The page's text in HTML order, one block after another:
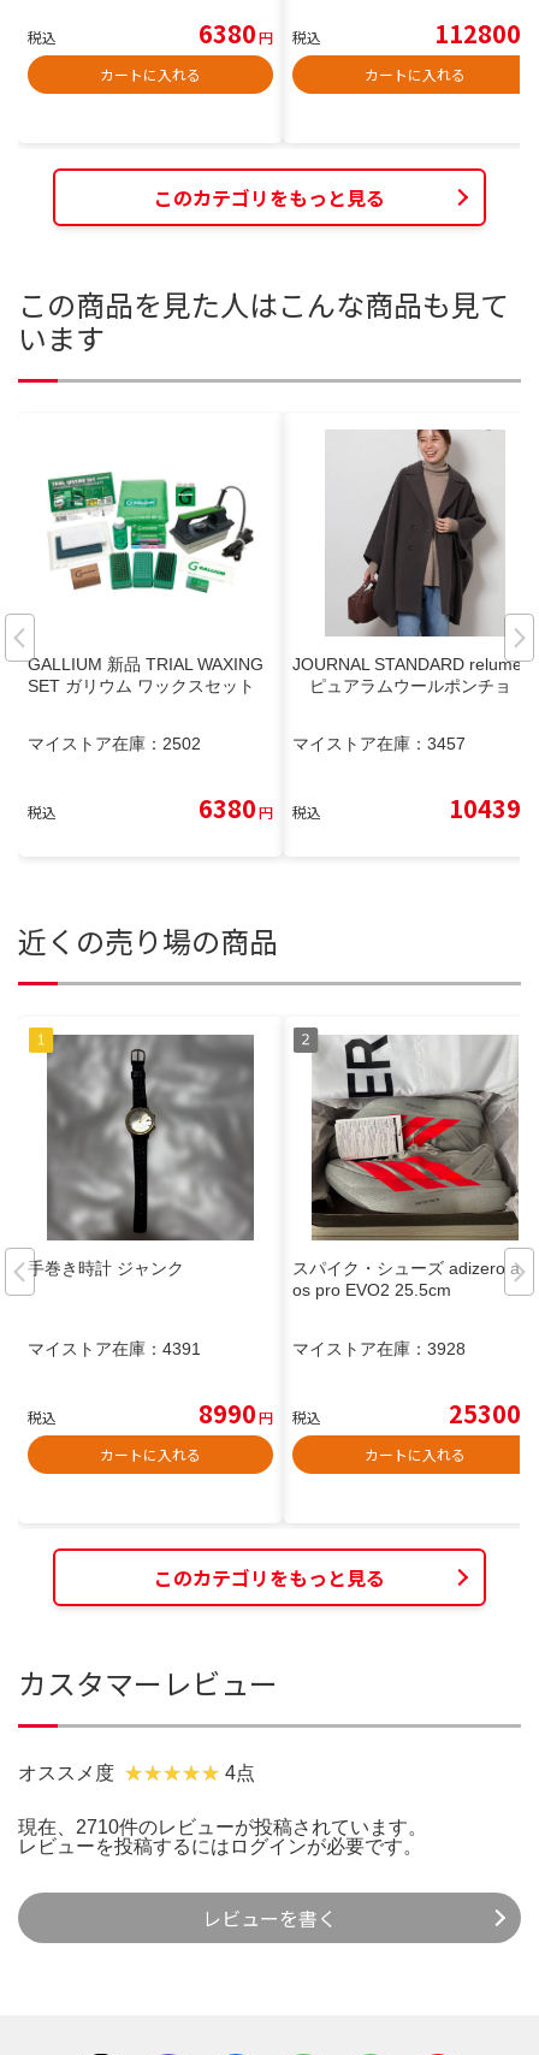
税込 6380円
カートに入れる
税込 112800
カートに入れる
このカテゴリをもっと見る
この商品を見た人はこんな商品も見て
います
GALLIUM 新品 TRIAL WAXING
SET ガリウム ワックスセット
マイストア在庫： 2502
税込 6380円
JOURNAL STANDARD relume
ピュアラムウールポンチョ
マイストア在庫： 3457
税込 10439
近くの売り場の商品
手巻き時計 ジャンク
マイストア在庫： 4391
税込 8990円
カートに入れる
スパイク・シューズ adizero adi
os pro EVO2 25.5cm
マイストア在庫： 3928
税込 25300
カートに入れる
このカテゴリをもっと見る
カスタマーレビュー
オススメ度 4点
現在、2710件のレビューが投稿されています。
レビューを投稿するには ログインが必要です。
レビューを書く